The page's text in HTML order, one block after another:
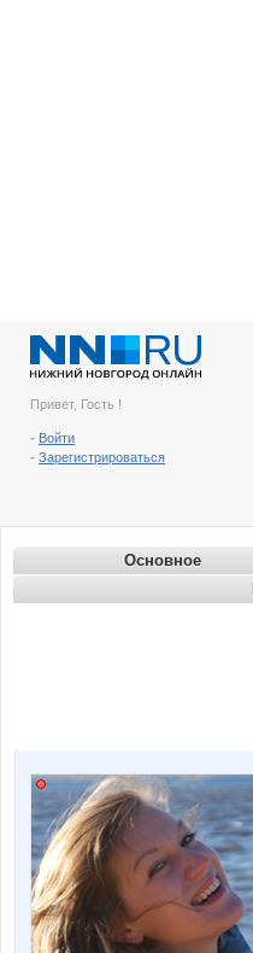
Привет, Гость !
- Войти
- Зарегистрироваться
Основное